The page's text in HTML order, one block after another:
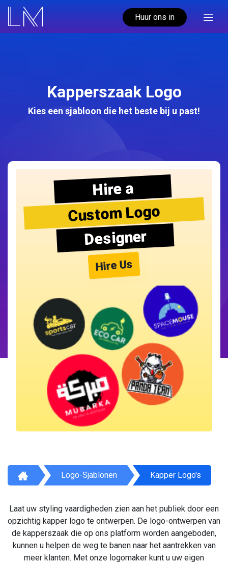
Huur ons in
Kapperszaak Logo
Kies een sjabloon die het beste bij u past!
Hire a
Custom Logo
Designer
Hire Us
Logo-Sjablonen Kapper Logo's
Laat uw styling vaardigheden zien aan het publiek door een
opzichtig kapper logo te ontwerpen. De logo-ontwerpen van
de kapperszaak die op ons platform worden aangeboden,
kunnen u helpen de weg te banen naar het aantrekken van
meer klanten. Met onze logomaker kunt u uw eigen